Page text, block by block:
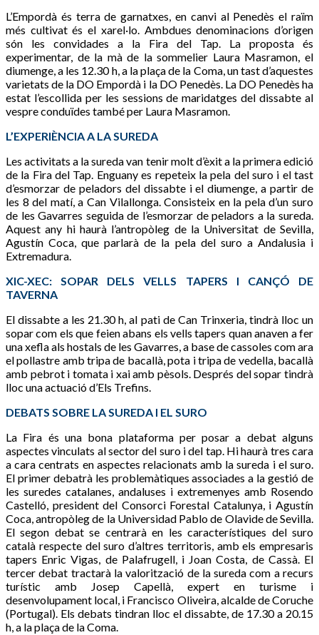
L’Empordà és terra de garnatxes, en canvi al Penedès el raïm
més cultivat és el xarel·lo. Ambdues denominacions d’origen
són les convidades a la Fira del Tap. La proposta és
experimentar, de la mà de la sommelier Laura Masramon, el
diumenge, a les 12.30 h, a la plaça de la Coma, un tast d’aquestes
varietats de la DO Empordà i la DO Penedès. La DO Penedès ha
estat l’escollida per les sessions de maridatges del dissabte al
vespre conduïdes també per Laura Masramon.
L’EXPERIÈNCIA A LA SUREDA
Les activitats a la sureda van tenir molt d’èxit a la primera edició
de la Fira del Tap. Enguany es repeteix la pela del suro i el tast
d’esmorzar de peladors del dissabte i el diumenge, a partir de
les 8 del matí, a Can Vilallonga. Consisteix en la pela d’un suro
de les Gavarres seguida de l’esmorzar de peladors a la sureda.
Aquest any hi haurà l’antropòleg de la Universitat de Sevilla,
Agustín Coca, que parlarà de la pela del suro a Andalusia i
Extremadura.
XIC-XEC: SOPAR DELS VELLS TAPERS I CANÇÓ DE
TAVERNA
El dissabte a les 21.30 h, al pati de Can Trinxeria, tindrà lloc un
sopar com els que feien abans els vells tapers quan anaven a fer
una xefla als hostals de les Gavarres, a base de cassoles com ara
el pollastre amb tripa de bacallà, pota i tripa de vedella, bacallà
amb pebrot i tomata i xai amb pèsols. Després del sopar tindrà
lloc una actuació d’Els Trefins.
DEBATS SOBRE LA SUREDA I EL SURO
La Fira és una bona plataforma per posar a debat alguns
aspectes vinculats al sector del suro i del tap. Hi haurà tres cara
a cara centrats en aspectes relacionats amb la sureda i el suro.
El primer debatrà les problemàtiques associades a la gestió de
les suredes catalanes, andaluses i extremenyes amb Rosendo
Castelló, president del Consorci Forestal Catalunya, i Agustín
Coca, antropòleg de la Universidad Pablo de Olavide de Sevilla.
El segon debat se centrarà en les característiques del suro
català respecte del suro d’altres territoris, amb els empresaris
tapers Enric Vigas, de Palafrugell, i Joan Costa, de Cassà. El
tercer debat tractarà la valorització de la sureda com a recurs
turístic amb Josep Capellà, expert en turisme i
desenvolupament local, i Francisco Oliveira, alcalde de Coruche
(Portugal). Els debats tindran lloc el dissabte, de 17.30 a 20.15
h, a la plaça de la Coma.